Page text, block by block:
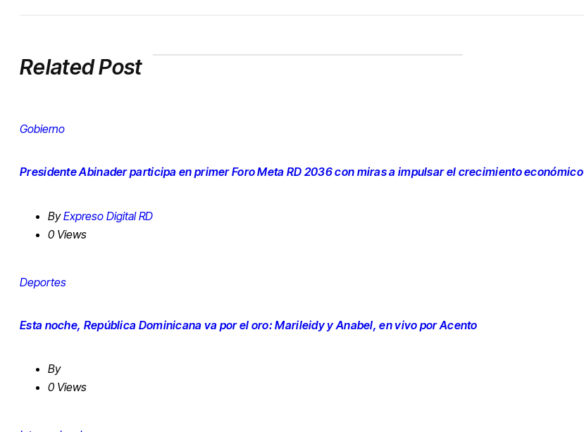
Related Post
Gobierno
Presidente Abinader participa en primer Foro Meta RD 2036 con miras a impulsar el crecimiento económico
ByExpreso Digital RD
0 Views
Deportes
Esta noche, República Dominicana va por el oro: Marileidy y Anabel, en vivo por Acento
By
0 Views